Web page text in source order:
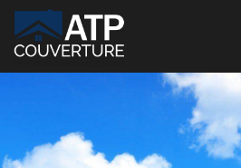
Panneau de gestion des cookies